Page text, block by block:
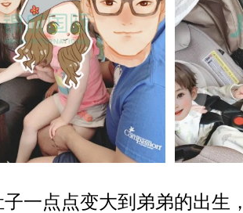
子一点点变大到弟弟的出生